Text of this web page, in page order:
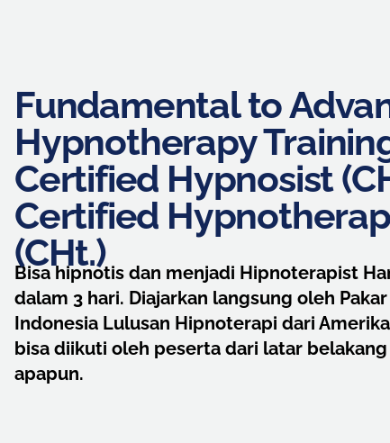
Fundamental to
Hypnotherapy
Certified Hypnosist
Certified
(CHt.)
Bisa hipnotis dan menjadi Hipnoterapist
dalam 3 hari. Diajarkan langsung oleh
Indonesia Lulusan Hipnoterapi dari
bisa diikuti oleh peserta dari latar
apapun.